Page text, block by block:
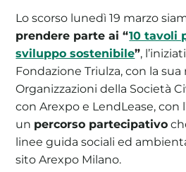
Lo scorso lunedì 19 marzo
prendere parte ai “10 tavoli
sviluppo sostenibile”,
Fondazione Triulza, con la sua
Organizzazioni della Società
con Arexpo e LendLease, con
un percorso partecipativo
linee guida sociali ed
sito Arexpo Milano.